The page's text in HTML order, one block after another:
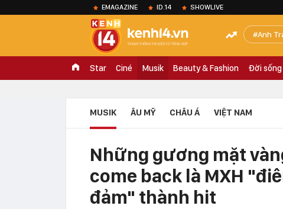
EMAGAZINE ID.14 SHOWLIVE
Anh
Star Ciné Musik Beauty & Fashion Đời sống
MUSIK ÂU MỸ CHÂU Á VIỆT NAM
Những gương mặt
come back là MXH
đảm" thành hit